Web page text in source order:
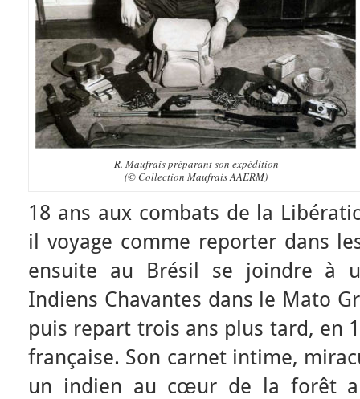
R. Maufrais préparant son expédition
(© Collection Maufrais AAERM)
18 ans aux combats de la
il voyage comme reporter dans
ensuite au Brésil se joindre à
Indiens Chavantes dans le Mato
puis repart trois ans plus tard, en
française. Son carnet intime,
un indien au cœur de la forêt